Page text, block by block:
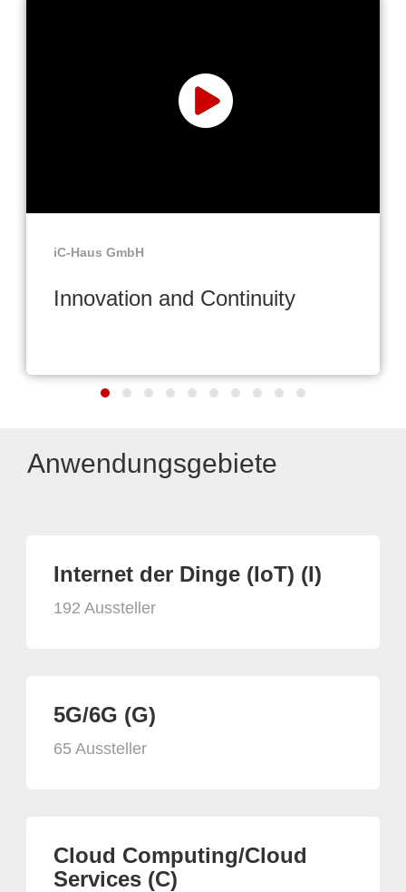
iC-Haus GmbH
Innovation and Continuity
Anwendungsgebiete
Internet der Dinge (IoT) (I)
192 Aussteller
5G/6G (G)
65 Aussteller
Cloud Computing/Cloud
Services (C)